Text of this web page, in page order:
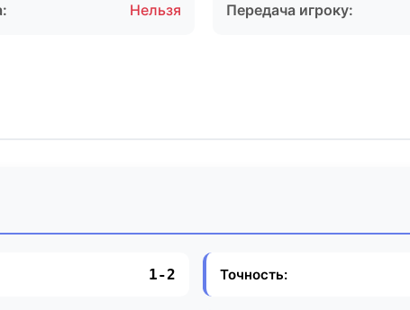
Нельзя Передача игроку:
1-2 Точность: